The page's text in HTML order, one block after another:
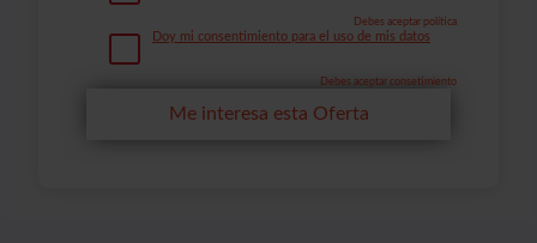
Debes aceptar política
Doy mi consentimiento para el uso de mis datos
Debes aceptar consetimiento
Me interesa esta Oferta